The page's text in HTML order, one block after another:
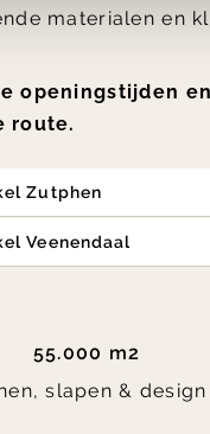
materialen en
openingstijden en
route.
Zutphen
Veenendaal
55.000 m2
slapen & design